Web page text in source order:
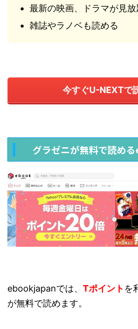
最新の映画、ドラマが見放
雑誌やラノベも読める
今すぐU-NEXTで
グラゼニが無料で読め
ebookjapanでは、 Tポイント を
が無料で読めます。